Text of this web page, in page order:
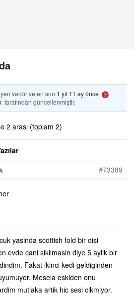
vardır ve en son 1 yıl 11 ay önce
tarafından güncellenmiştir.
2 arası (toplam 2)
#73389
yasinda scottish fold bir disi
evde cani sikilmasin diye 5 aylik bir
Fakat ikinci kedi geldiginden
Mesela eskiden onu
mutlaka artik hic sesi cikmiyor.